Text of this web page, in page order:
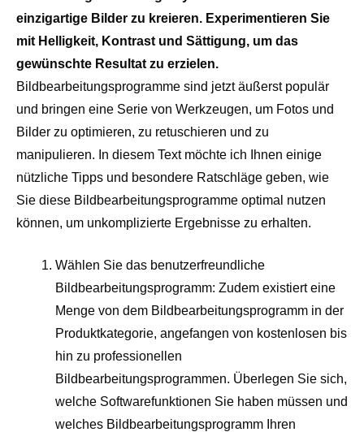
einzigartige Bilder zu kreieren. Experimentieren Sie
mit Helligkeit, Kontrast und Sättigung, um das
gewünschte Resultat zu erzielen.
Bildbearbeitungsprogramme sind jetzt äußerst populär
und bringen eine Serie von Werkzeugen, um Fotos und
Bilder zu optimieren, zu retuschieren und zu
manipulieren. In diesem Text möchte ich Ihnen einige
nützliche Tipps und besondere Ratschläge geben, wie
Sie diese Bildbearbeitungsprogramme optimal nutzen
können, um unkomplizierte Ergebnisse zu erhalten.
Wählen Sie das benutzerfreundliche
Bildbearbeitungsprogramm: Zudem existiert eine
Menge von dem Bildbearbeitungsprogramm in der
Produktkategorie, angefangen von kostenlosen bis
hin zu professionellen
Bildbearbeitungsprogrammen. Überlegen Sie sich,
welche Softwarefunktionen Sie haben müssen und
welches Bildbearbeitungsprogramm Ihren